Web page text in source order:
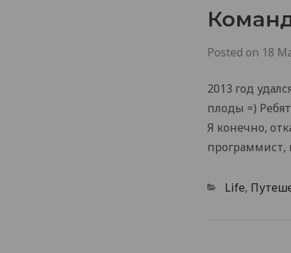
Posted on 18
2013 год
плоды =)
Я конечно,
программист,
Categories
Life,